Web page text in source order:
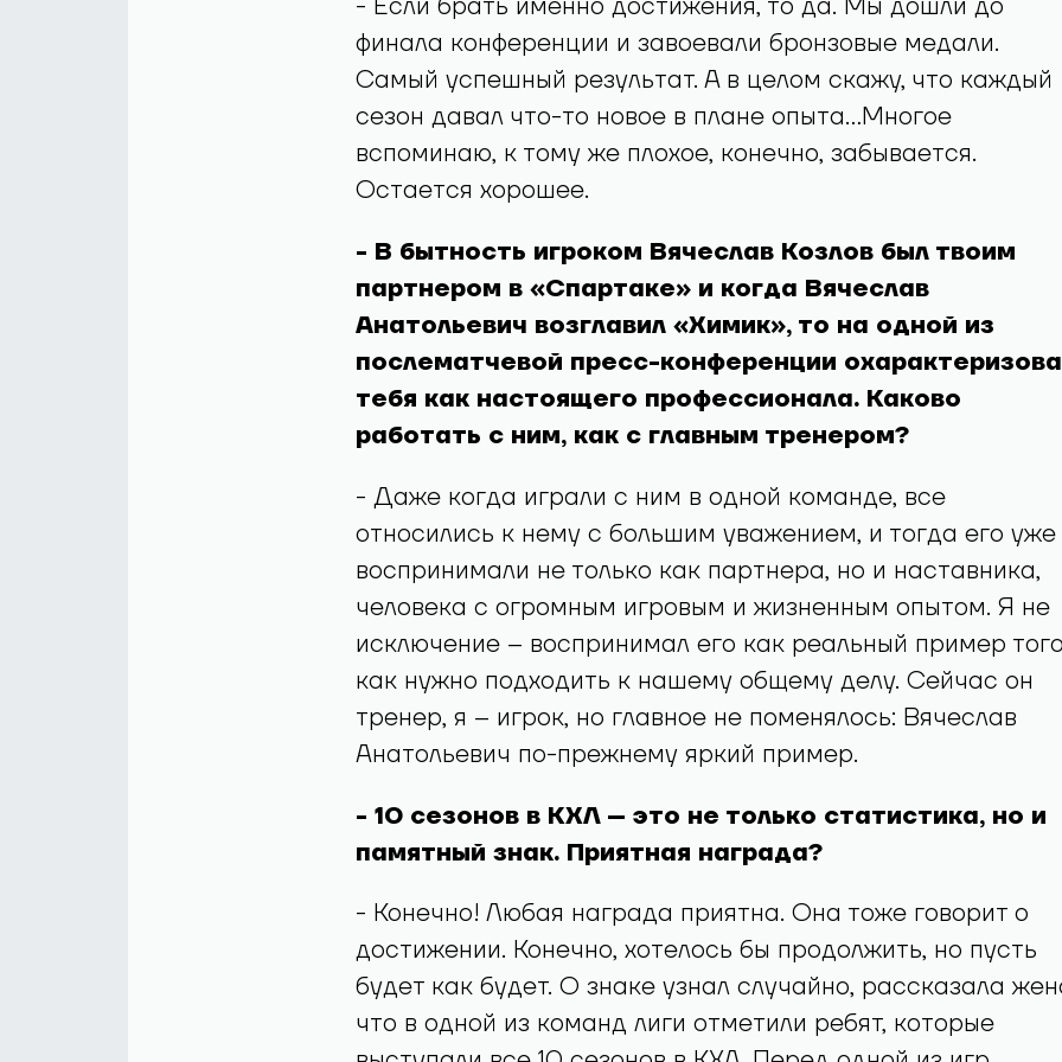
- Если брать именно достижения, то да. Мы дошли до
финала конференции и завоевали бронзовые медали.
Самый успешный результат. А в целом скажу, что каждый
сезон давал что-то новое в плане опыта…Многое
вспоминаю, к тому же плохое, конечно, забывается.
Остается хорошее.
- В бытность игроком Вячеслав Козлов был твоим
партнером в «Спартаке» и когда Вячеслав
Анатольевич возглавил «Химик», то на одной из
послематчевой пресс-конференции
тебя как настоящего профессионала. Каково
работать с ним, как с главным тренером?
- Даже когда играли с ним в одной команде, все
относились к нему с большим уважением, и тогда его уже
воспринимали не только как партнера, но и наставника,
человека с огромным игровым и жизненным опытом. Я не
исключение – воспринимал его как реальный пример
как нужно подходить к нашему общему делу. Сейчас он
тренер, я – игрок, но главное не поменялось: Вячеслав
Анатольевич по-прежнему яркий пример.
- 10 сезонов в КХЛ – это не только статистика, но и
памятный знак. Приятная награда?
- Конечно! Любая награда приятна. Она тоже говорит о
достижении. Конечно, хотелось бы продолжить, но пусть
будет как будет. О знаке узнал случайно, рассказала
что в одной из команд лиги отметили ребят, которые